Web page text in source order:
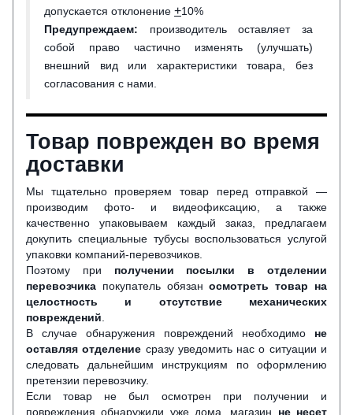
допускается отклонение +10%
Предупреждаем: производитель оставляет за
собой право частично изменять (улучшать)
внешний вид или характеристики товара, без
согласования с нами.
Товар поврежден во время
доставки
Мы тщательно проверяем товар перед отправкой —
производим фото- и видеофиксацию, а также
качественно упаковываем каждый заказ, предлагаем
докупить специальные тубусы воспользоваться услугой
упаковки компаний-перевозчиков.
Поэтому при получении посылки в отделении
перевозчика покупатель обязаносмотреть товар на
целостность и отсутствие механических
повреждений
В случае обнаружения повреждений необходимо не
оставляя отделение сразу уведомить нас о ситуации и
следовать дальнейшим инструкциям по оформлению
претензии перевозчику.
Если товар не был осмотрен при получении и
повреждения обнаружили уже дома, магазин не несет